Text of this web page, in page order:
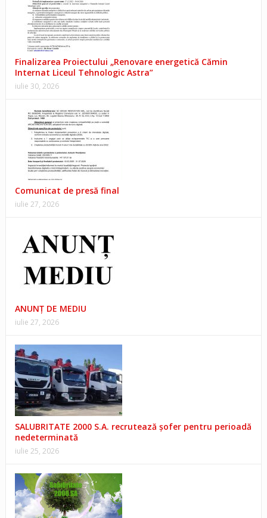
Finalizarea Proiectului „Renovare energetică Cămin
Internat Liceul Tehnologic Astra”
iulie 30, 2026
Comunicat de presă final
iulie 27, 2026
ANUNŢ DE MEDIU
iulie 27, 2026
SALUBRITATE 2000 S.A. recrutează șofer pentru perioadă
nedeterminată
iulie 25, 2026